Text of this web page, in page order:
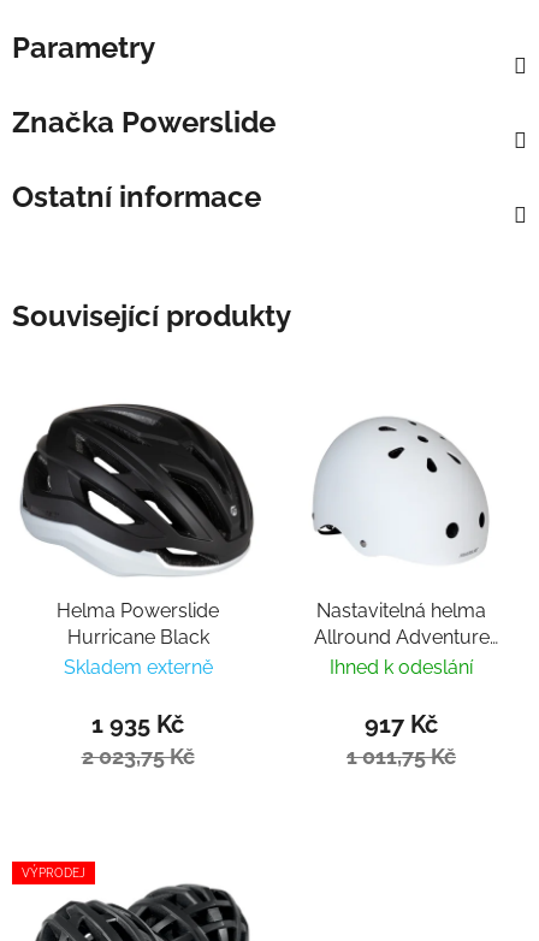
Parametry
Značka Powerslide
Ostatní informace
Související produkty
Helma Powerslide
Hurricane Black
Skladem externě
1 935 Kč
2 023,75 Kč
Nastavitelná helma
Allround Adventure
Basic White
Ihned k odeslání
917 Kč
1 011,75 Kč
VÝPRODEJ